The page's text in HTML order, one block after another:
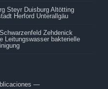
Steyr Duisburg Altötting
Herford Unterallgäu
Zehdenick
Leitungswasser bakterielle
—